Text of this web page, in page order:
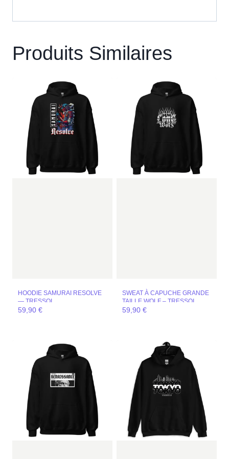
Produits Similaires
HOODIE SAMURAI RESOLVE
— TRESSOI
59,90 €
SWEAT À CAPUCHE GRANDE
TAILLE WOLF – TRESSOI
59,90 €